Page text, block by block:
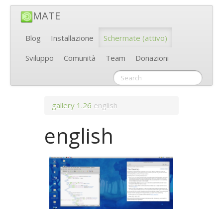
MATE
Blog Installazione Schermate (attivo)
Sviluppo
Comunità Team Donazioni
gallery 1.26 english
english